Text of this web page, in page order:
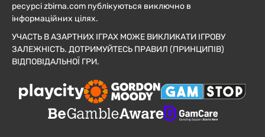
ресурсі zbirna.com публікуються виключно в
інформаційних цілях.
УЧАСТЬ В АЗАРТНИХ ІГРАХ МОЖЕ ВИКЛИКАТИ ІГРОВУ
ЗАЛЕЖНІСТЬ. ДОТРИМУЙТЕСЬ ПРАВИЛ (ПРИНЦИПІВ)
ВІДПОВІДАЛЬНОЇ ГРИ.